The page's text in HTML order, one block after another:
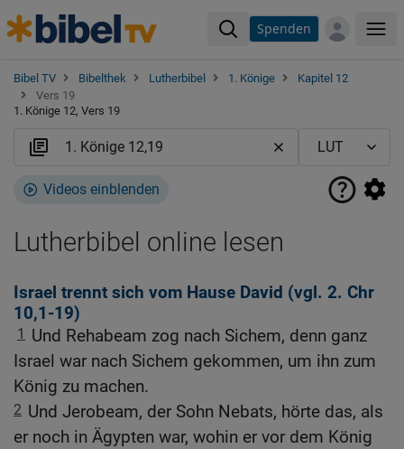
Spenden
Bibel TV Bibelthek Lutherbibel 1. Könige
Kapitel 12
Vers 19
1. Könige 12, Vers 19
Videos einblenden
Lutherbibel online lesen
Israel trennt sich vom Hause David (vgl. 2. Chr
10,1-19)
1
Und Rehabeam zog nach Sichem, denn ganz
Israel war nach Sichem gekommen, um ihn zum
König zu machen.
2 Und Jerobeam, der Sohn Nebats, hörte das, als
er noch in Ägypten war, wohin er vor dem König